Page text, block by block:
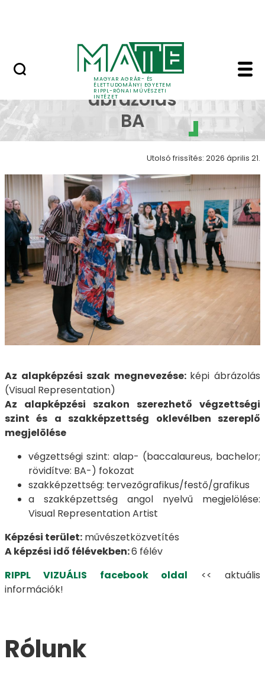
MAGYAR AGRÁR- ÉS
ÉLETTUDOMÁNYI EGYETEM
RIPPL-RÓNAI MŰVÉSZETI
INTÉZET
Képi ábrázolás
Képi
ábrázolás
BA
Utolsó frissítés: 2026 április 21.
Az alapképzési szak megnevezése: képi ábrázolás
(Visual Representation)
Az alapképzési szakon szerezhető végzettségi
szint és a szakképzettség oklevélben szereplő
megjelölése
végzettségi szint: alap- (baccalaureus, bachelor;
rövidítve: BA-) fokozat
szakképzettség: tervezőgrafikus/festő/grafikus
a szakképzettség angol nyelvű megjelölése:
Visual Representation Artist
Képzési terület: művészetközvetítés
A képzési idő félévekben:6 félév
RIPPL VIZUÁLIS facebook oldal << aktuális
információk!
Rólunk